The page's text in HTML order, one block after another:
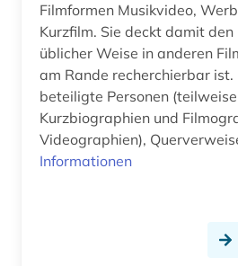
Filmformen Musikvideo,
Kurzfilm. Sie deckt damit
üblicher Weise in anderen
am Rande recherchierbar
beteiligte Personen
Kurzbiographien und
Videographien),
Informationen